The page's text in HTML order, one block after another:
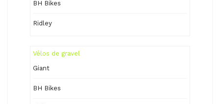
BH Bikes
Ridley
Vélos de gravel
Giant
BH Bikes